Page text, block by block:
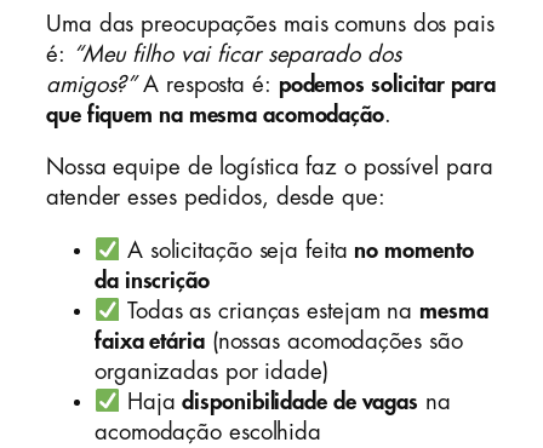
Uma das preocupações mais comuns dos pais
é:
“Meu filho vai ficar separado dos
amigos?”A resposta é: podemos solicitar para
que fiquem na mesma acomodação.
Nossa equipe de logística faz o possível para
atender esses pedidos, desde que:
A solicitação seja feita no momento
da inscrição
Todas as crianças estejam na mesma
faixa etária(nossas acomodações são
organizadas por idade)
Hajadisponibilidade de vagas na
acomodação escolhida